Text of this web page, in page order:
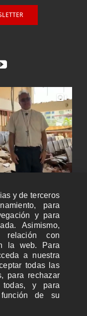
y de terceros
para
y para
Asimismo,
relación con
la web. Para
a nuestra
todas las
para rechazar
y para
de su